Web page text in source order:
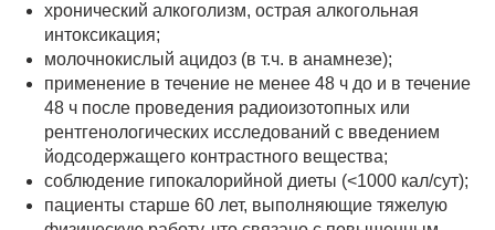
хронический алкоголизм, острая алкогольная
интоксикация;
молочнокислый ацидоз (в т.ч. в анамнезе);
применение в течение не менее 48 ч до и в течение
48 ч после проведения радиоизотопных или
рентгенологических исследований с введением
йодсодержащего контрастного вещества;
соблюдение гипокалорийной диеты (<1000 кал/сут);
пациенты старше 60 лет, выполняющие тяжелую